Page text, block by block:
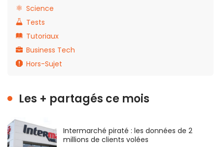
Science
Tests
Tutoriaux
Business Tech
Hors-Sujet
Les + partagés ce mois
Intermarché piraté : les données de 2
millions de clients volées